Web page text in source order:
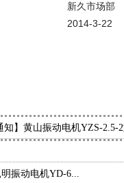
部
22
收知】黄山振动电机YZS-
明振动电机YD-6...